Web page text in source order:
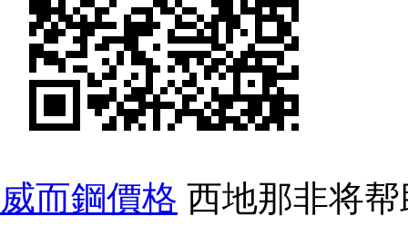
威而鋼價格 西地那非将